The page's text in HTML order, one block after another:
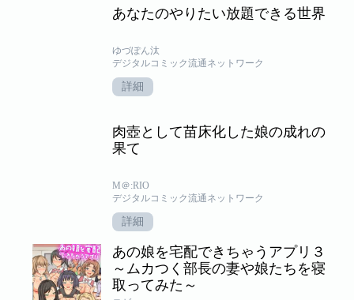
あなたのやりたい放題できる世界
ゆづぽん汰
デジタルコミック流通ネットワーク
詳細
肉壺として苗床化した娘の成れの
果て
M＠:RIO
デジタルコミック流通ネットワーク
詳細
あの娘を宅配できちゃうアプリ３
～ムカつく部長の妻や娘たちを寝
取ってみた～